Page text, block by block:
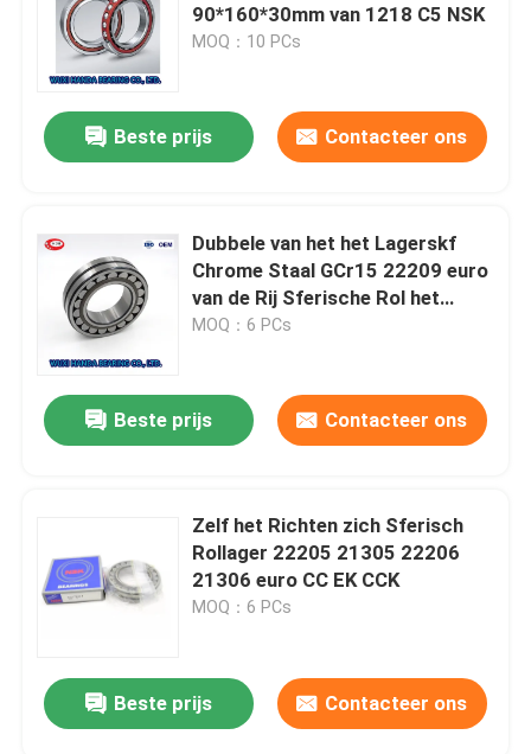
90*160*30mm van 1218 C5 NSK
MOQ：10 PCs
Beste prijs Contacteer ons
Dubbele van het het Lagerskf
Chrome Staal GCr15 22209 euro
van de Rij Sferische Rol het
Staale Kooi
MOQ：6 PCs
Beste prijs Contacteer ons
Zelf het Richten zich Sferisch
Rollager 22205 21305 22206
21306 euro CC EK CCK
MOQ：6 PCs
Beste prijs Contacteer ons